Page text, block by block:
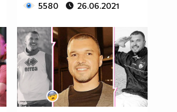
5580 26.06.2021